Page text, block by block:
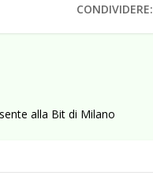
CONDIVIDERE:
alla Bit di Milano